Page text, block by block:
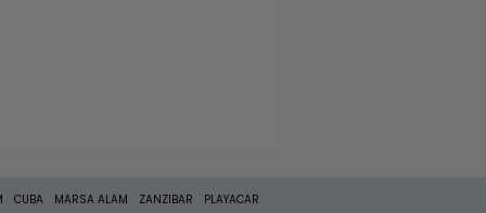
CUBA MARSA ALAM ZANZIBAR PLAYACAR